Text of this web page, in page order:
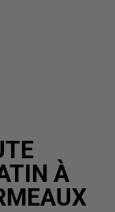
À